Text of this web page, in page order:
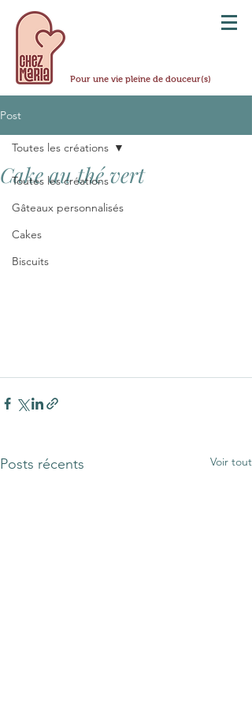
Pour une vie pleine de douceur(s)
Post
Toutes les créations
Gâteaux personnalisés
Cakes
Biscuits
Toutes les créations
Cake au thé vert
Posts récents Voir tout